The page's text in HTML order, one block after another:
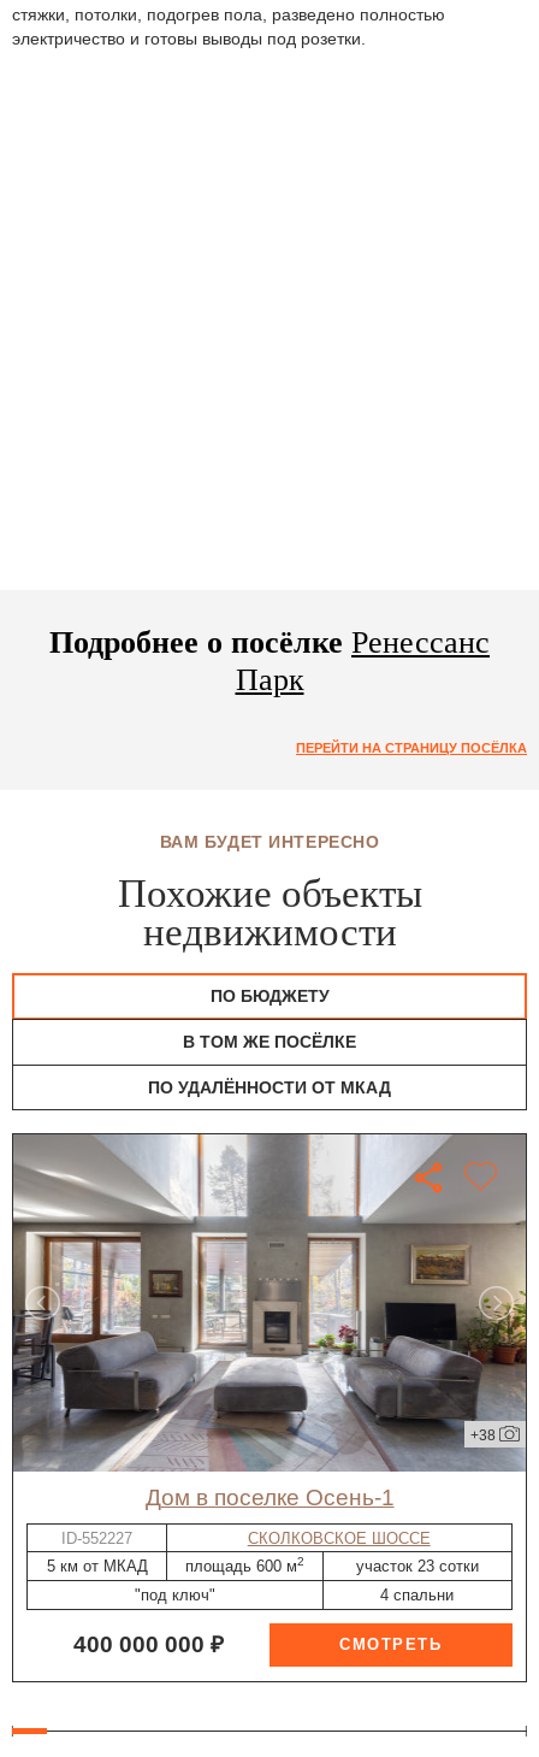
стяжки, потолки, подогрев пола, разведено полностью
электричество и готовы выводы под розетки.
Подробнее о посёлке Ренессанс
Парк
ПЕРЕЙТИ НА СТРАНИЦУ ПОСЁЛКА
ВАМ БУДЕТ ИНТЕРЕСНО
Похожие объекты
недвижимости
ПО БЮДЖЕТУ
В ТОМ ЖЕ ПОСЁЛКЕ
ПО УДАЛЁННОСТИ ОТ МКАД
+38
дом в поселке Осень-1
ID-552227
СКОЛКОВСКОЕ ШОССЕ
5 км от МКАД
площадь 600 м2
участок 23 сотки
"под ключ"
4 спальни
400 000 000 ₽